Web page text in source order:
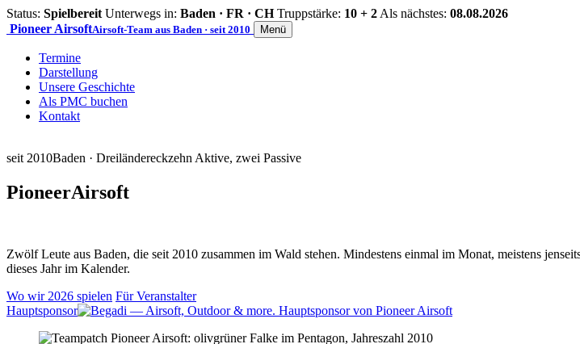
Status: Spielbereit Unterwegs in: Baden · FR · CH Truppstärke: 10 + 2 Als nächstes: 08.08.2026
Pioneer AirsoftAirsoft-Team aus Baden · seit 2010 Menü
Termine
Darstellung
Unsere Geschichte
Als PMC buchen
Kontakt
seit 2010Baden · Dreiländereckzehn Aktive, zwei Passive
PioneerAirsoft
Zwölf Leute aus Baden, die seit 2010 zusammen im Wald stehen. Mindestens einmal im Monat, meistens
dieses Jahr im Kalender.
Wo wir 2026 spielen Für Veranstalter
Hauptsponsor